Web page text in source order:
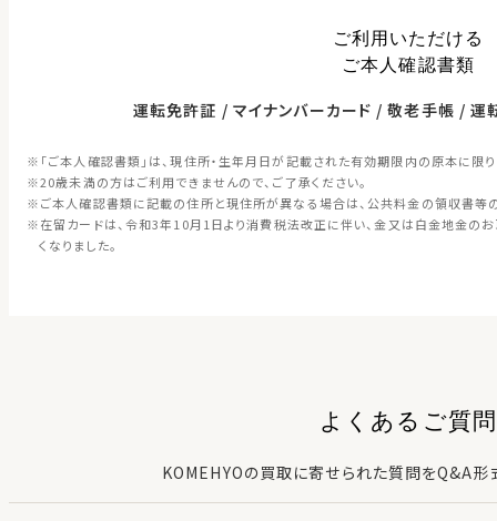
ご利用いただける
ご本人確認書類
運転免許証 マイナンバーカード 敬老手帳 運
「ご本人確認書類」は、現住所・生年月日が記載された有効期限内の原本に限り
20歳未満の方はご利用できませんので、ご了承ください。
ご本人確認書類に記載の住所と現住所が異なる場合は、公共料金の領収書等
在留カードは、令和3年10月1日より消費税法改正に伴い、金又は白金地金の
くなりました。
よくあるご質問
KOMEHYOの買取に寄せられた質問をQ&A形